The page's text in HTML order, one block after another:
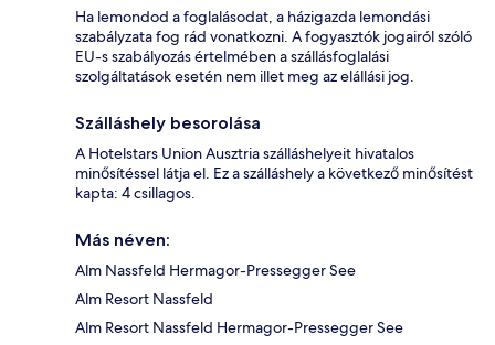
Ha lemondod a foglalásodat, a házigazda lemondási
szabályzata fog rád vonatkozni. A fogyasztók jogairól szóló
EU-s szabályozás értelmében a szállásfoglalási
szolgáltatások esetén nem illet meg az elállási jog.
Szálláshely besorolása
A Hotelstars Union Ausztria szálláshelyeit hivatalos
minősítéssel látja el. Ez a szálláshely a következő minősítést
kapta: 4 csillagos.
Más néven:
Alm Nassfeld Hermagor-Pressegger See
Alm Resort Nassfeld
Alm Resort Nassfeld Hermagor-Pressegger See